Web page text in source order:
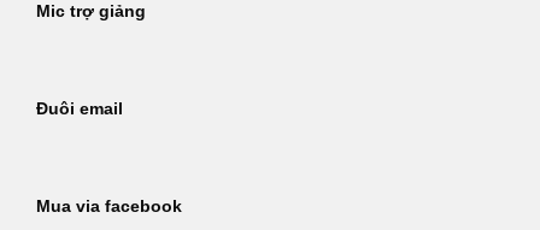
Mic trợ giảng
Đuôi email
Mua via facebook